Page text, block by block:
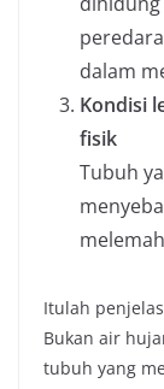
dalam
Kondisi
fisik
Tubuh
Itulah
Bukan air
tubuh yang